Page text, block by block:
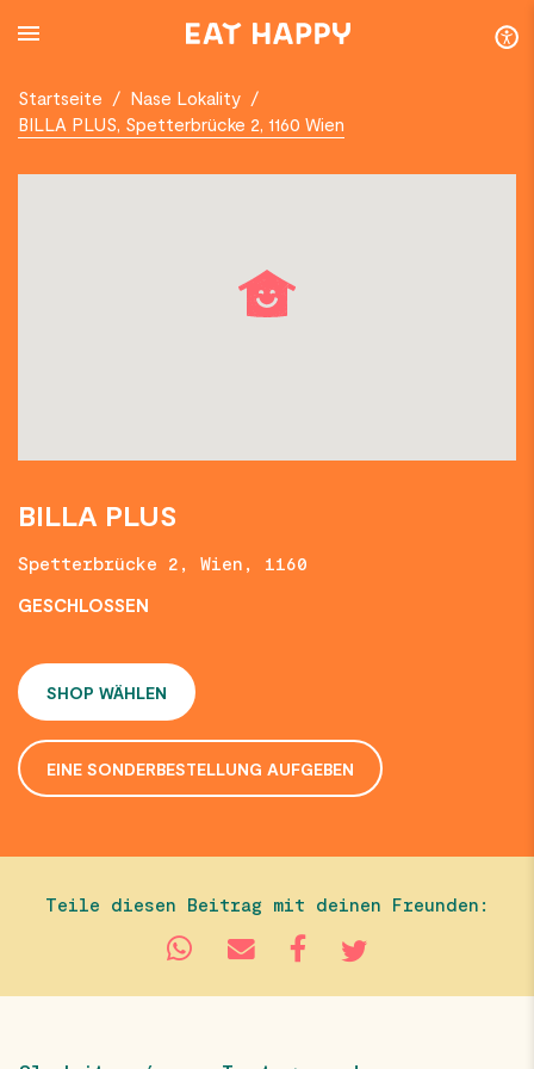
TO
Startseite / Nase Lokality /
BILLA PLUS, Spetterbrücke 2, 1160 Wien
BILLA PLUS
Spetterbrücke 2, Wien, 1160
GESCHLOSSEN
SHOP WÄHLEN
EINE SONDERBESTELLUNG AUFGEBEN
Teile diesen Beitrag mit deinen Freunden: